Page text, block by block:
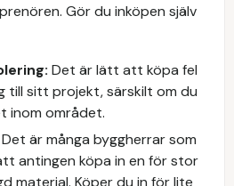
Gör du inköpen själv
Det är lätt att köpa fel
till sitt projekt, särskilt om du
inom området.
Det är många byggherrar som
antingen köpa in en för stor
material. Köper du in för lite